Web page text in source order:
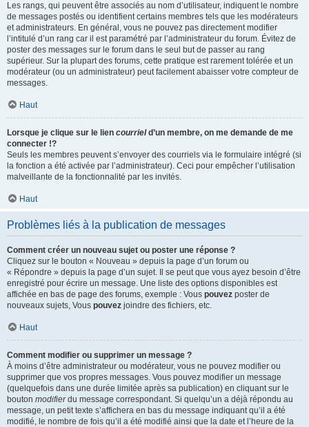
Les rangs, qui peuvent être associés au nom d’utilisateur, indiquent le nombre
de messages postés ou identifient certains membres tels que les modérateurs
et administrateurs. En général, vous ne pouvez pas directement modifier
l’intitulé d’un rang car il est paramétré par l’administrateur du forum. Évitez de
poster des messages sur le forum dans le seul but de passer au rang
supérieur. Sur la plupart des forums, cette pratique est rarement tolérée et un
modérateur (ou un administrateur) peut facilement abaisser votre compteur de
messages.
Haut
Lorsque je clique sur le lien courrield’un membre, on me demande de me
connecter !?
Seuls les membres peuvent s’envoyer des courriels via le formulaire intégré (si
la fonction a été activée par l’administrateur). Ceci pour empêcher l’utilisation
malveillante de la fonctionnalité par les invités.
Haut
Problèmes liés à la publication de messages
Comment créer un nouveau sujet ou poster une réponse ?
Cliquez sur le bouton « Nouveau » depuis la page d’un forum ou
« Répondre » depuis la page d’un sujet. Il se peut que vous ayez besoin d’être
enregistré pour écrire un message. Une liste des options disponibles est
affichée en bas de page des forums, exemple : Vous pouvez poster de
nouveaux sujets, Vous pouvez joindre des fichiers, etc.
Haut
Comment modifier ou supprimer un message ?
À moins d’être administrateur ou modérateur, vous ne pouvez modifier ou
supprimer que vos propres messages. Vous pouvez modifier un message
(quelquefois dans une durée limitée après sa publication) en cliquant sur le
bouton modifierdu message correspondant. Si quelqu’un a déjà répondu au
message, un petit texte s’affichera en bas du message indiquant qu’il a été
modifié, le nombre de fois qu’il a été modifié ainsi que la date et l’heure de la